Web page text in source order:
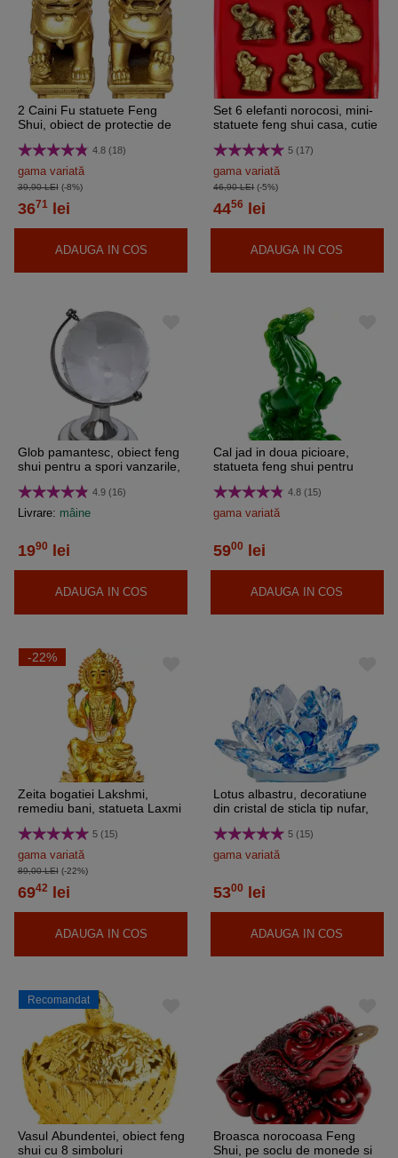
2 Caini Fu statuete Feng
Shui, obiect de protectie de
4.8 (18)
gama variată
39,90 LEI(-8%)
3671lei
ADAUGA IN COS
Set 6 elefanti norocosi, mini-
statuete feng shui casa, cutie
5 (17)
gama variată
46,90 LEI(-5%)
4456 lei
ADAUGA IN COS
Glob pamantesc, obiect feng
shui pentru a spori vanzarile,
transparent 50 mm
4.9 (16)
Livrare: mâine
1990 lei
ADAUGA IN COS
Cal jad in doua picioare,
statueta feng shui pentru
4.8 (15)
gama variată
5900 lei
ADAUGA IN COS
-22%
Zeita bogatiei Lakshmi,
remediu bani, statueta Laxmi
5 (15)
gama variată
89,00 LEI(-22%)
6942lei
ADAUGA IN COS
Lotus albastru, decoratiune
din cristal de sticla tip nufar,
cm
5 (15)
gama variată
5300 lei
ADAUGA IN COS
Recomandat
Vasul Abundentei, obiect feng
shui cu 8 simboluri
Broasca norocoasa Feng
Shui, pe soclu de monede si